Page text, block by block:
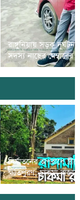
রাঙ্গুনিয়ায় সড়ক
সদস্য নাছের মেম্বারের
নির্যাতনের অপরাধে
ক্ষতিপুরণ; চাকমা